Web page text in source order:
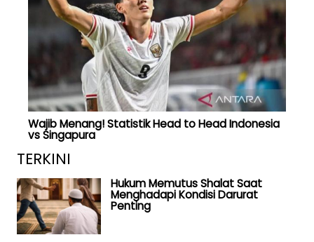
Wajib Menang! Statistik Head to Head Indonesia
vs Singapura
TERKINI
Hukum Memutus Shalat Saat
Menghadapi Kondisi Darurat
Penting